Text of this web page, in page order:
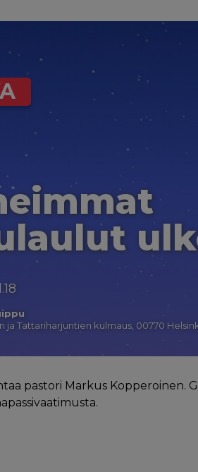
ja Tattariharjuntien kulmaus, 00770
pastori Markus Kopperoinen.